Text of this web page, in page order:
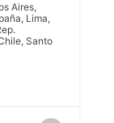
Aires,
, Lima,
, Santo